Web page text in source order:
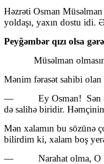
Həzrəti Osman
yoldaşı, yaxın dostu idi.
Peyğəmbər qızı olsa
Müsəlman
Mənim fərasət sahibi
— Ey Osman! Sən elə
də salihə biridir. Həmçinin
Mən xalamın bu sözünə
bilirdim ki, xalam boş
— Narahat olma, O